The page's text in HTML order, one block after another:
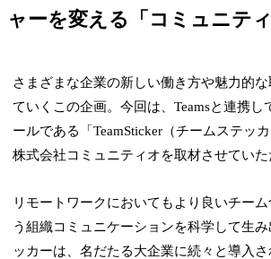
ャーを変える「コミュニテ
さまざまな企業の新しい働き方や魅力的
ていくこの企画。今回は、Teamsと連携し
ールである「TeamSticker（チームステッ
株式会社コミュニティオを取材させていた
リモートワークにおいてもより良いチー
う組織コミュニケーションを科学して生
ッカーは、名だたる大企業に続々と導入さ